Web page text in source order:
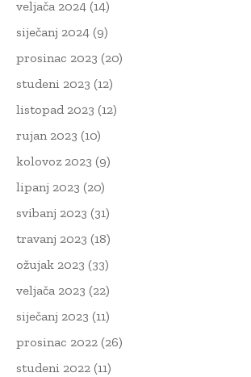
veljača 2024 (14)
siječanj 2024 (9)
prosinac 2023 (20)
studeni 2023 (12)
listopad 2023 (12)
rujan 2023 (10)
kolovoz 2023 (9)
lipanj 2023 (20)
svibanj 2023 (31)
travanj 2023 (18)
ožujak 2023 (33)
veljača 2023 (22)
siječanj 2023 (11)
prosinac 2022 (26)
studeni 2022 (11)